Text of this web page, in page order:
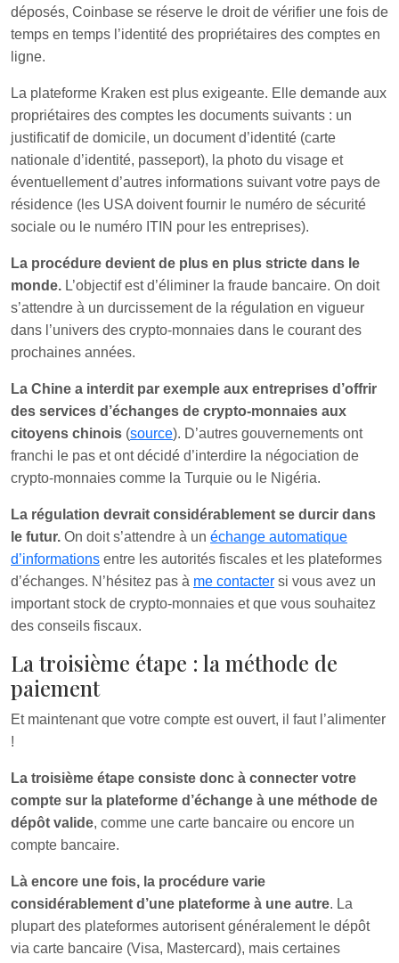
déposés, Coinbase se réserve le droit de vérifier une fois de
temps en temps l’identité des propriétaires des comptes en
ligne.
La plateforme Kraken est plus exigeante. Elle demande aux
propriétaires des comptes les documents suivants : un
justificatif de domicile, un document d’identité (carte
nationale d’identité, passeport), la photo du visage et
éventuellement d’autres informations suivant votre pays de
résidence (les USA doivent fournir le numéro de sécurité
sociale ou le numéro ITIN pour les entreprises).
La procédure devient de plus en plus stricte dans le
monde. L’objectif est d’éliminer la fraude bancaire. On doit
s’attendre à un durcissement de la régulation en vigueur
dans l’univers des crypto-monnaies dans le courant des
prochaines années.
La Chine a interdit par exemple aux entreprises d’offrir
des services d’échanges de crypto-monnaies aux
citoyens chinois (source). D’autres gouvernements ont
franchi le pas et ont décidé d’interdire la négociation de
crypto-monnaies comme la Turquie ou le Nigéria.
La régulation devrait considérablement se durcir dans
le futur. On doit s’attendre à un échange automatique
d’informations entre les autorités fiscales et les plateformes
d’échanges. N’hésitez pas à me contacter si vous avez un
important stock de crypto-monnaies et que vous souhaitez
des conseils fiscaux.
La troisième étape : la méthode de
paiement
Et maintenant que votre compte est ouvert, il faut l’alimenter
!
La troisième étape consiste donc à connecter votre
compte sur la plateforme d’échange à une méthode de
dépôt valide, comme une carte bancaire ou encore un
compte bancaire.
Là encore une fois, la procédure varie
considérablement d’une plateforme à une autre. La
plupart des plateformes autorisent généralement le dépôt
via carte bancaire (Visa, Mastercard), mais certaines